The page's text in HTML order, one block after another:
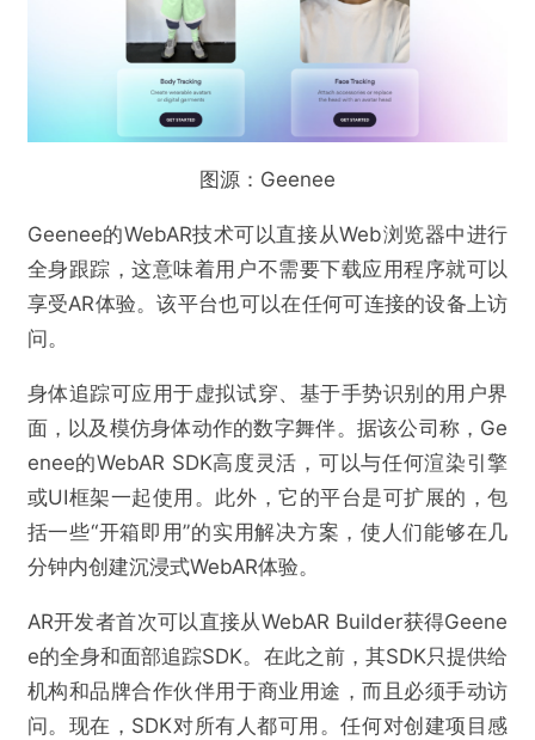
图源：Geenee
Geenee的WebAR技术可以直接从Web浏览器中进行
全身跟踪，这意味着用户不需要下载应用程序就可以
享受AR体验。该平台也可以在任何可连接的设备上访
问。
身体追踪可应用于虚拟试穿、基于手势识别的用户界
面，以及模仿身体动作的数字舞伴。据该公司称，Ge
enee的WebAR SDK高度灵活，可以与任何渲染引擎
或UI框架一起使用。此外，它的平台是可扩展的，包
括一些“开箱即用”的实用解决方案，使人们能够在几
分钟内创建沉浸式WebAR体验。
AR开发者首次可以直接从WebAR Builder获得Geene
e的全身和面部追踪SDK。在此之前，其SDK只提供给
机构和品牌合作伙伴用于商业用途，而且必须手动访
问。现在，SDK对所有人都可用。任何对创建项目感